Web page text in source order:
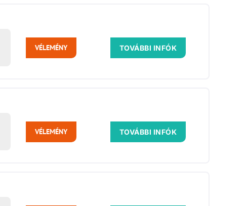
VÉLEMÉNY TOVÁBBI INFÓK
VÉLEMÉNY TOVÁBBI INFÓK